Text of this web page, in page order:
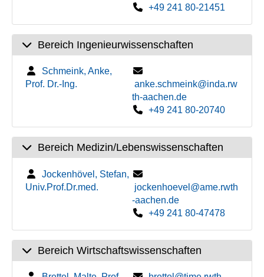
+49 241 80-21451
Bereich Ingenieurwissenschaften
Schmeink, Anke,
Prof. Dr.-Ing.
anke.schmeink@inda.rw
th-aachen.de
+49 241 80-20740
Bereich Medizin/Lebenswissenschaften
Jockenhövel, Stefan,
Univ.Prof.Dr.med.
jockenhoevel@ame.rwth
-aachen.de
+49 241 80-47478
Bereich Wirtschaftswissenschaften